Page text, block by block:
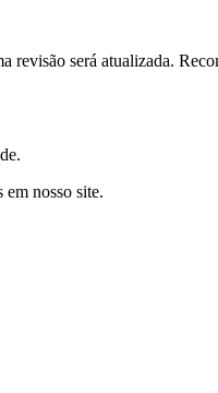
revisão será atualizada.
nosso site.